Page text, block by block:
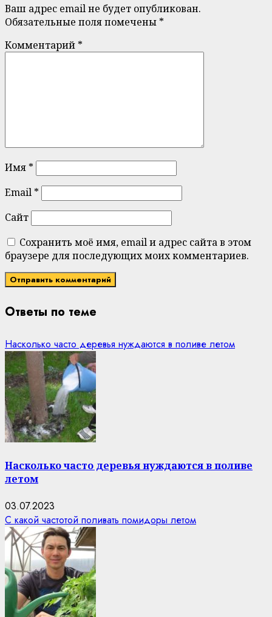
Ваш адрес email не будет опубликован.
Обязательные поля помечены *
Комментарий *
Имя *
Email *
Сайт
Сохранить моё имя, email и адрес сайта в этом
браузере для последующих моих комментариев.
Ответы по теме
Насколько часто деревья нуждаются в поливе летом
Насколько часто деревья нуждаются в поливе
летом
03.07.2023
С какой частотой поливать помидоры летом